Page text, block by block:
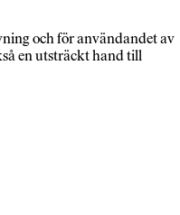
och för användandet av
en utsträckt hand till